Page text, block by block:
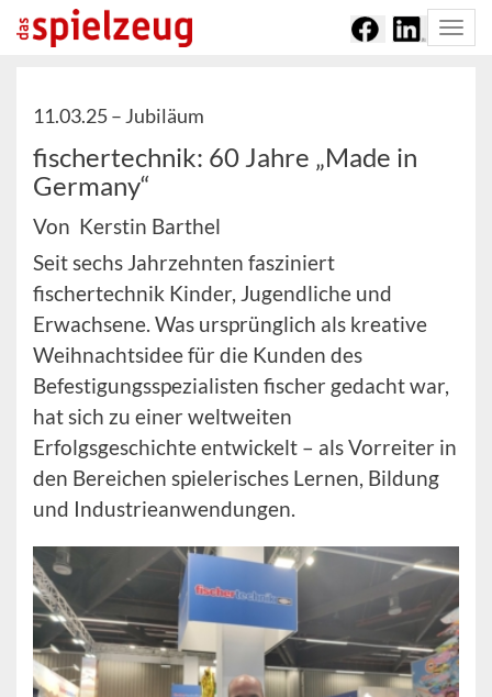
11.03.25 – Jubiläum
fischertechnik: 60 Jahre „Made in
Germany“
Von Kerstin Barthel
Seit sechs Jahrzehnten fasziniert
fischertechnik Kinder, Jugendliche und
Erwachsene. Was ursprünglich als kreative
Weihnachtsidee für die Kunden des
Befestigungsspezialisten fischer gedacht war,
hat sich zu einer weltweiten
Erfolgsgeschichte entwickelt – als Vorreiter in
den Bereichen spielerisches Lernen, Bildung
und Industrieanwendungen.